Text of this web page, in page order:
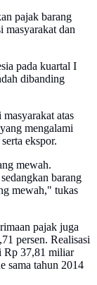
pajak barang
masyarakat dan
pada kuartal I
dibanding
atas
mengalami
ekspor.
mewah.
barang
mewah," tukas
pajak juga
persen. Realisasi
Rp 37,81 miliar
sama tahun 2014